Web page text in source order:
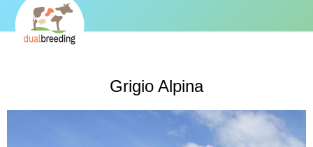
Grigio Alpina